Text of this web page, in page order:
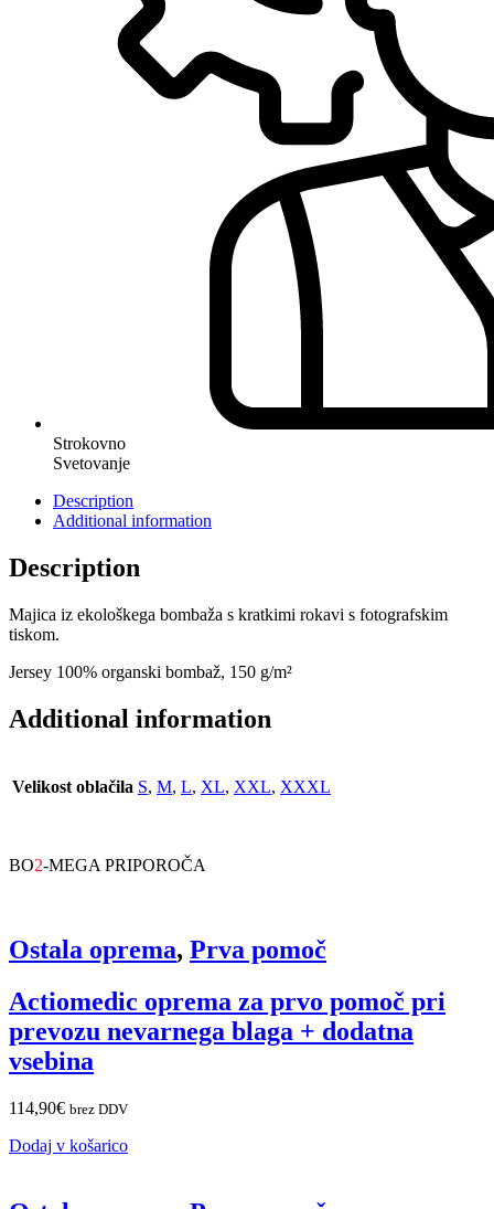
Strokovno
Svetovanje
Description
Additional information
Description
Majica iz ekološkega bombaža s kratkimi rokavi s fotografskim
tiskom.
Jersey 100% organski bombaž, 150 g/m²
Additional information
Velikost oblačila S, M, L, XL, XXL, XXXL
BO2-MEGA PRIPOROČA
Ostala oprema, Prva pomoč
Actiomedic oprema za prvo pomoč pri
prevozu nevarnega blaga + dodatna
vsebina
114,90€ brez DDV
Dodaj v košarico